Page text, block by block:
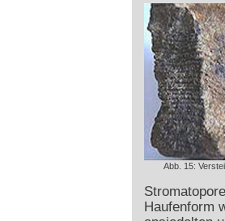
Abb. 15:
Haufenform